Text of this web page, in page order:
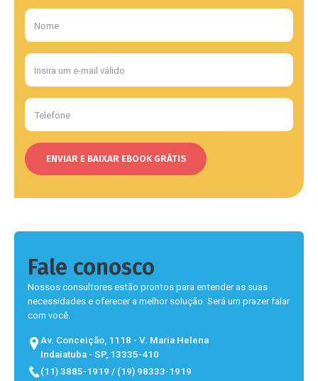
Fale conosco
Nossos consultores estão prontos para entender as suas
necessidades e oferecer a melhor solução. Será um prazer falar
com você.
Av. Conceição, 1118 - V. Maria Helena
Indaiatuba - SP, 13335-410
(11) 3885-1919 / (19) 98333-1919